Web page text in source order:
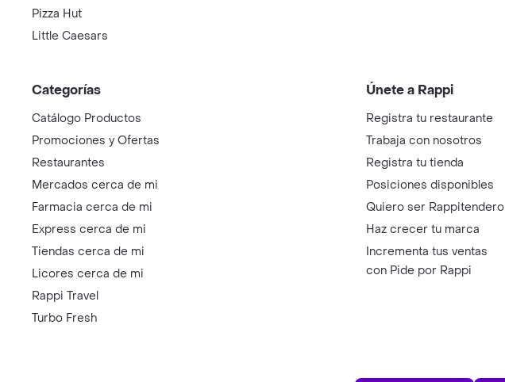
Pizza Hut
Little Caesars
Categorías
Catálogo Productos
Promociones y Ofertas
Restaurantes
Mercados cerca de mi
Farmacia cerca de mi
Express cerca de mi
Tiendas cerca de mi
Licores cerca de mi
Rappi Travel
Turbo Fresh
Únete a Rappi
Registra tu restaurante
Trabaja con nosotros
Registra tu tienda
Posiciones disponibles
Quiero ser Rappitendero
Haz crecer tu marca
Incrementa tus ventas
con Pide por Rappi